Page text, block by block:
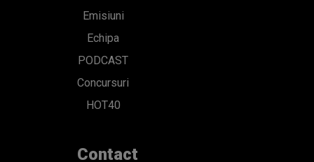
Emisiuni
Echipa
PODCAST
Concursuri
HOT40
Contact